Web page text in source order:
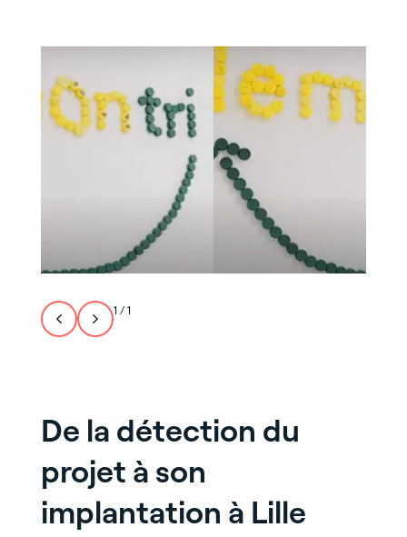
1 /1
De la détection du
projet à son
implantation à Lille